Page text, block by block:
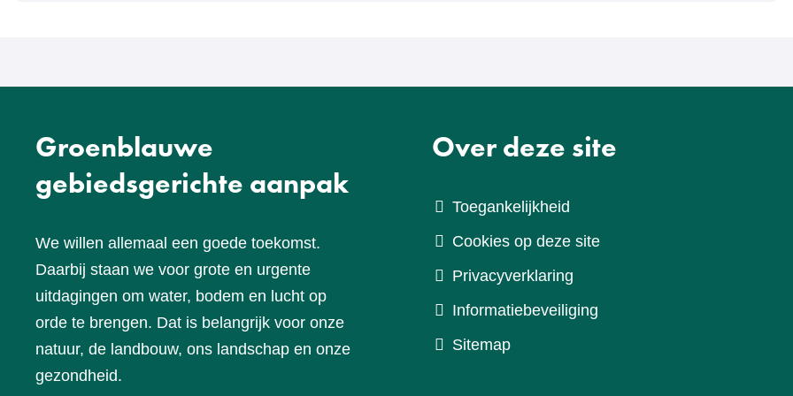
Groenblauwe
gebiedsgerichte aanpak
We willen allemaal een goede toekomst.
Daarbij staan we voor grote en urgente
uitdagingen om water, bodem en lucht op
orde te brengen. Dat is belangrijk voor onze
natuur, de landbouw, ons landschap en onze
gezondheid.
Over deze site
Toegankelijkheid
Cookies op deze site
Privacyverklaring
Informatiebeveiliging
Sitemap